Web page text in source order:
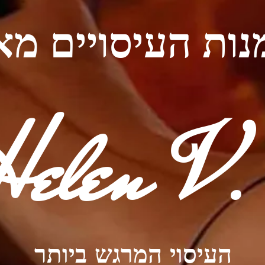
העיסויים
העיסוי המרגש ביותר
V.